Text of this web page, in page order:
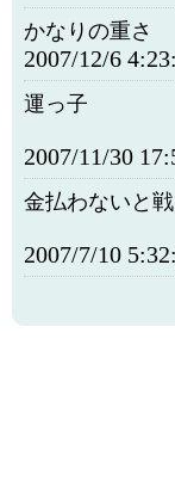
かなりの重さ
2007/12/6
運っ子
2007/11/30
金払わないと
2007/7/10